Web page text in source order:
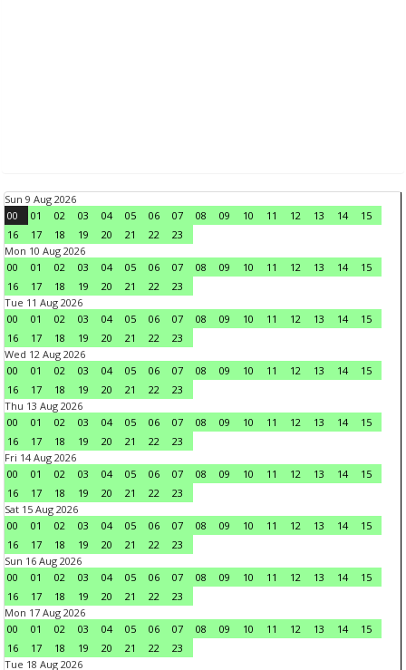
Sun 9 Aug 2026
00
01 02 03 04 05 06 07 08 09 10 11 12 13 14
15
16
17 18 19 20 21 22
23
Mon 10 Aug 2026
00
01 02 03 04 05 06 07 08 09 10 11 12 13 14
15
16
17 18 19 20 21 22
23
Tue 11 Aug 2026
00
01 02 03 04 05 06 07 08 09 10 11 12 13 14
15
16
17 18 19 20 21 22
23
Wed 12 Aug 2026
00
01 02 03 04 05 06 07 08 09 10 11 12 13 14
15
16
17 18 19 20 21 22
23
Thu 13 Aug 2026
00
01 02 03 04 05 06 07 08 09 10 11 12 13 14
15
16
17 18 19 20 21 22
23
Fri 14 Aug 2026
00
01 02 03 04 05 06 07 08 09 10 11 12 13 14
15
16
17 18 19 20 21 22
23
Sat 15 Aug 2026
00
01 02 03 04 05 06 07 08 09 10 11 12 13 14
15
16
17 18 19 20 21 22
23
Sun 16 Aug 2026
00
01 02 03 04 05 06 07 08 09 10 11 12 13 14
15
16
17 18 19 20 21 22
23
Mon 17 Aug 2026
00
01 02 03 04 05 06 07 08 09 10 11 12 13 14
15
16
17 18 19 20 21 22
23
Tue 18 Aug 2026